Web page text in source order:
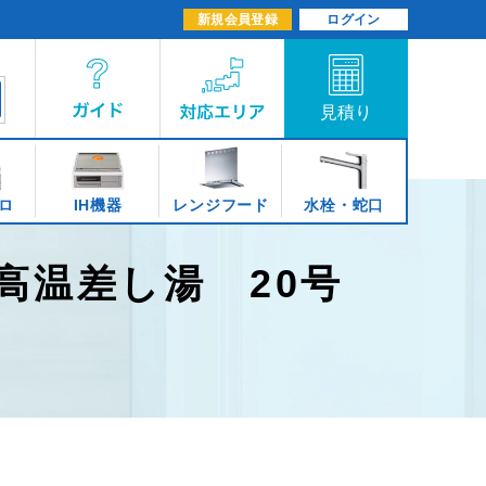
新規会員登録 ログイン
IH機器 レンジフード 水栓・蛇口
温差し湯 20号